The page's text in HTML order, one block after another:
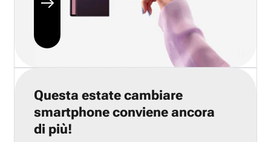
Questa estate cambiare
smartphone conviene ancora
di più!